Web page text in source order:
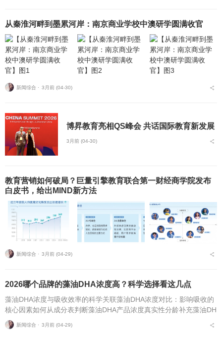
从秦淮河畔到墨累河岸：南京商业学校中澳研学圆满收官
新闻综合 ⋅ 3月前 (04-30)
博昇教育亮相QS峰会 共话国际教育新发展
3月前 (04-30)
教育营销如何破局？巨量引擎教育联合第一财经商学院发布
白皮书，给出MIND新方法
新闻综合 ⋅ 3月前 (04-29)
2026哪个品牌的藻油DHA浓度高？科学选择看这几点
藻油DHA浓度与吸收效率的科学关联藻油DHA浓度对比：影响吸收的
核心因素如何从成分表判断藻油DHA产品浓度真实性分龄补充藻油DH
A：不同阶段浓度需求差异敏宝专属藻油DHA选择：低敏配方与浓度
平衡DHA...
新闻综合 ⋅ 3月前 (04-29)